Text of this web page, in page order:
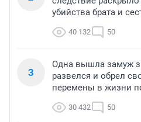
убийства брата и
40 132 50
3
Одна вышла замуж
развелся и обрел
перемены в жизни
30 432 50